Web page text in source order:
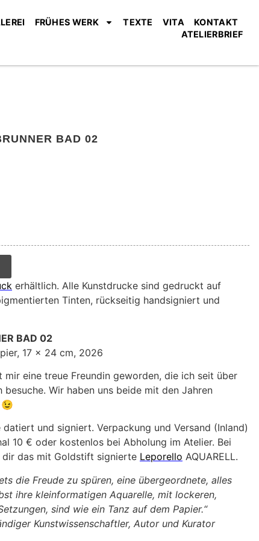
FRÜHES WERK TEXTE VITA
KONTAKT
ATELIERBRIEF
BAD 02
erhältlich. Alle Kunstdrucke sind gedruckt auf
Tinten, rückseitig handsigniert und
BAD 02
17 x 24 cm, 2026
mir eine treue Freundin geworden, die ich seit über
Wir haben uns beide mit den Jahren
😉
und signiert. Verpackung und Versand (Inland)
10 € oder kostenlos bei Abholung im Atelier. Bei
dir das mit Goldstift signierte Leporello AQUARELL.
die Freude zu spüren, eine übergeordnete, alles
ihre kleinformatigen Aquarelle, mit lockeren,
sind wie ein Tanz auf dem Papier.“
Kunstwissenschaftler, Autor und Kurator